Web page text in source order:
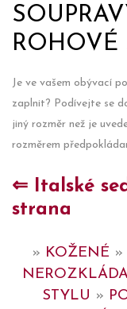
ROHOVÉ
Je ve vašem obývací
zaplnit? Podívejte se
jiný rozměr než je
rozměrem
⇐ Italské
strana
» KOŽENÉ »
STYLU »